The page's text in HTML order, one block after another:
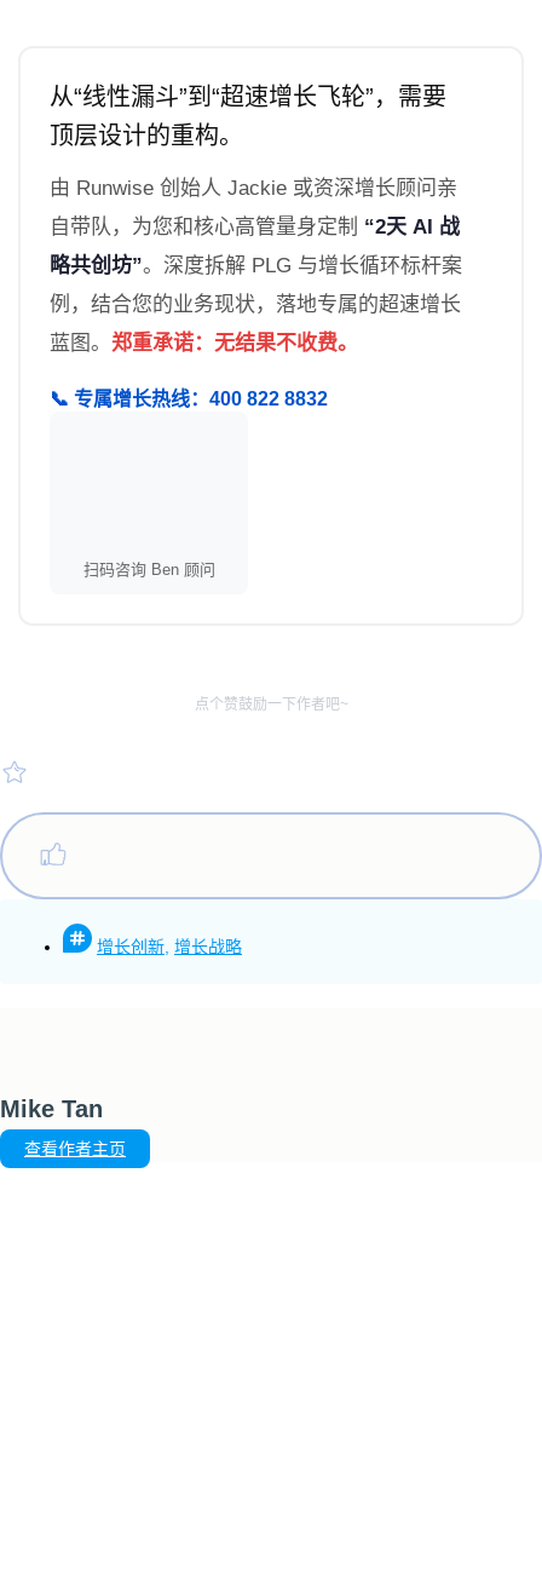
从“线性漏斗”到“超速增长飞轮”，需要
顶层设计的重构。
由 Runwise 创始人 Jackie 或资深增长顾问亲
自带队，为您和核心高管量身定制 “2天 AI 战
略共创坊”。深度拆解 PLG 与增长循环标杆案
例，结合您的业务现状，落地专属的超速增长
蓝图。 郑重承诺：无结果不收费。
📞 专属增长热线：400 822 8832
扫码咨询 Ben 顾问
点个赞鼓励一下作者吧~
增长创新 增长战略
Mike Tan
查看作者主页